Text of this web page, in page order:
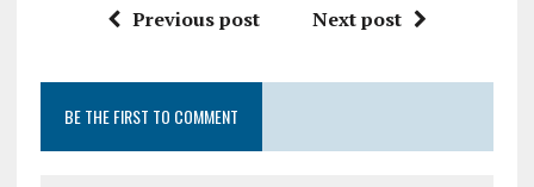
Previous post Next post
BE THE FIRST TO COMMENT